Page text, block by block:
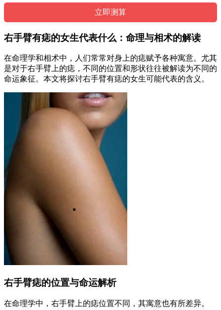
右手臂有痣的女生代表什么：命理与相术的解读
在命理学和相术中，人们常常对身上的痣赋予各种寓意。尤其
是对于右手臂上的痣，不同的位置和形状往往被解读为不同的
命运象征。本文将探讨右手臂有痣的女生可能代表的含义。
右手臂痣的位置与命运解析
在命理学中，右手臂上的痣位置不同，其寓意也有所差异。